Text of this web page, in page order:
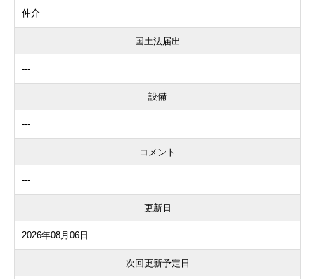
仲介
国土法届出
---
設備
---
コメント
---
更新日
2026年08月06日
次回更新予定日